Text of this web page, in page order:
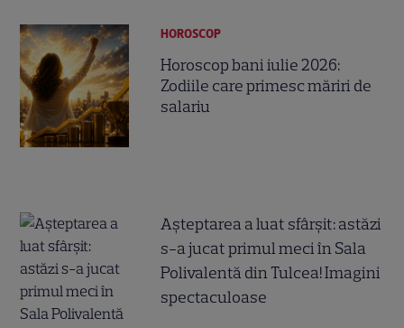
HOROSCOP
Horoscop bani iulie 2026:
Zodiile care primesc măriri de
salariu
Așteptarea a luat sfârșit: astăzi
s-a jucat primul meci în Sala
Polivalentă din Tulcea! Imagini
spectaculoase